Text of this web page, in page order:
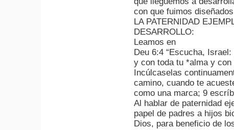
con que fuimos
LA PATERNIDAD
DESARROLLO:
Leamos en
Deu 6:4 “Escucha,
y con toda tu *alma y
Incúlcaselas
camino, cuando te
como una marca; 9
Al hablar de paternidad
papel de padres a hijos
Dios, para beneficio de